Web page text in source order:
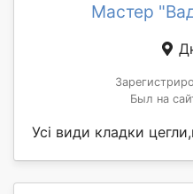
Мастер
Был на
Усі види кладки